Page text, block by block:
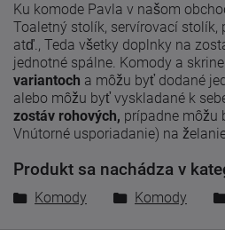
Ku komode Pavla v našom
Toaletný stolík, servírovací stolík,
atď., Teda všetky doplnky na
jednotné spálne. Komody a
variantoch a môžu byť dodané
alebo môžu byť vyskladané k
zostáv rohových, prípadne môžu
Vnútorné usporiadanie) na
Produkt sa nachádza v
Komody Komody